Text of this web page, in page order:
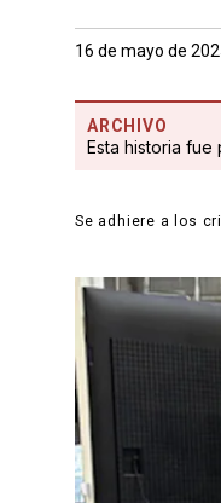
16 de mayo de
ARCHIVO
Esta historia fue
Se adhiere a los